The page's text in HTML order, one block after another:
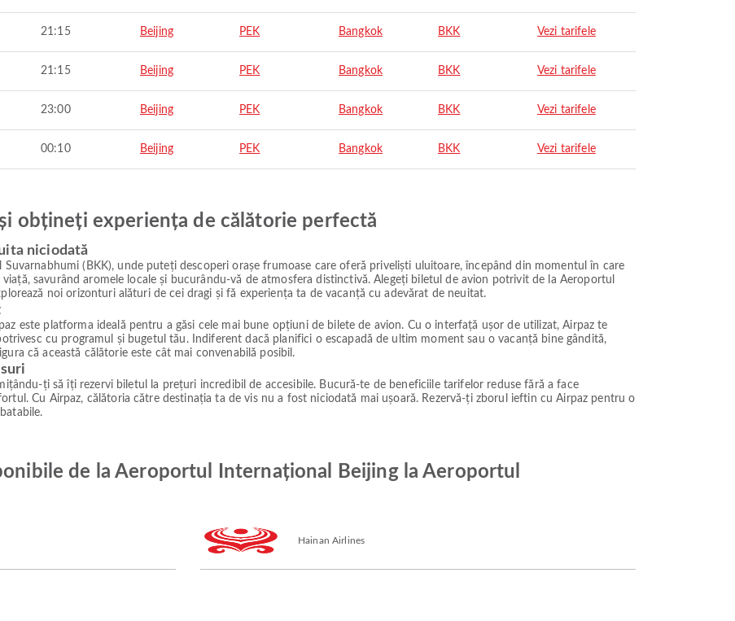
21:15 Beijing PEK Bangkok BKK Vezi tarifele
21:15 Beijing PEK Bangkok BKK Vezi tarifele
23:00 Beijing PEK Bangkok BKK Vezi tarifele
00:10 Beijing PEK Bangkok BKK Vezi tarifele
obțineți experiența de călătorie perfectă
niciodată
(BKK), unde puteți descoperi orașe frumoase care oferă priveliști uluitoare, începând din momentul în care
savurând aromele locale și bucurându-vă de atmosfera distinctivă. Alegeți biletul de avion potrivit de la Aeroportul
noi orizonturi alături de cei dragi și fă experiența ta de vacanță cu adevărat de neuitat.
este platforma ideală pentru a găsi cele mai bune opțiuni de bilete de avion. Cu o interfață ușor de utilizat, Airpaz te
cu programul și bugetul tău. Indiferent dacă planifici o escapadă de ultim moment sau o vacanță bine gândită,
că această călătorie este cât mai convenabilă posibil.
ți să îți rezervi biletul la prețuri incredibil de accesibile. Bucură-te de beneficiile tarifelor reduse fără a face
Cu Airpaz, călătoria către destinația ta de vis nu a fost niciodată mai ușoară. Rezervă-ți zborul ieftin cu Airpaz pentru o
de la Aeroportul Internațional Beijing la Aeroportul
Hainan Airlines